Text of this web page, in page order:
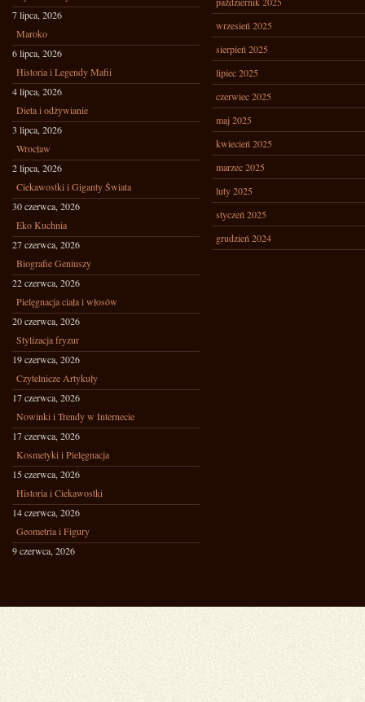
7 lipca, 2026
Maroko
6 lipca, 2026
Historia i Legendy Mafii
4 lipca, 2026
Dieta i odżywianie
3 lipca, 2026
Wrocław
2 lipca, 2026
Ciekawostki i Giganty Świata
30 czerwca, 2026
Eko Kuchnia
27 czerwca, 2026
Biografie Geniuszy
22 czerwca, 2026
Pielęgnacja ciała i włosów
20 czerwca, 2026
Stylizacja fryzur
19 czerwca, 2026
Czytelnicze Artykuły
17 czerwca, 2026
Nowinki i Trendy w Internecie
17 czerwca, 2026
Kosmetyki i Pielęgnacja
15 czerwca, 2026
Historia i Ciekawostki
14 czerwca, 2026
Geometria i Figury
9 czerwca, 2026
wrzesień 2025
sierpień 2025
lipiec 2025
czerwiec 2025
maj 2025
kwiecień 2025
marzec 2025
luty 2025
styczeń 2025
grudzień 2024